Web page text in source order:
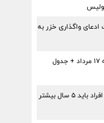
واگذاری خزر به
جزئیات ثبت‌نام کوییک S سایپا از شنبه ۱۷ مرداد + جدول
شرط جدید بازنشستگی اجرایی شد؛ این افراد باید ۵ سال بیشتر